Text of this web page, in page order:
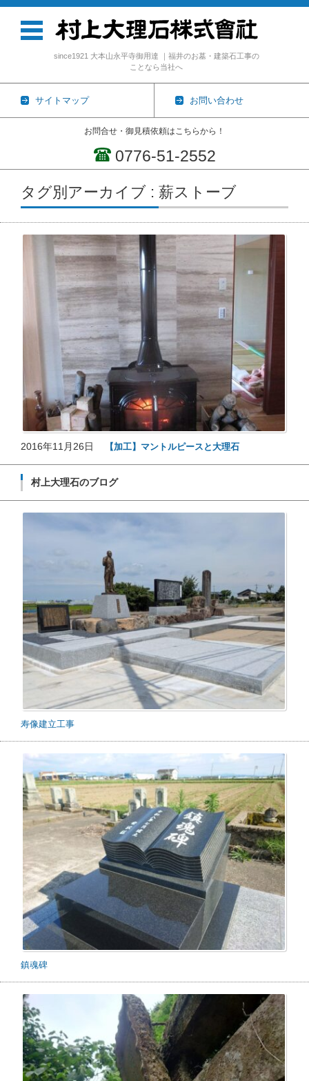
since1921 大本山永平寺御用達 ｜福井のお墓・建築石工事の
ことなら当社へ
サイトマップ お問い合わせ
お問合せ・御見積依頼はこちらから！
0776-51-2552
コンテンツに移動
タグ別アーカイブ : 薪ストーブ
2016年11月26日 【加工】マントルピースと大理石
村上大理石のブログ
寿像建立工事
鎮魂碑